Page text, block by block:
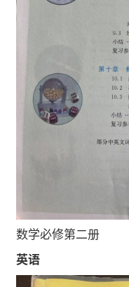
数学必修第二册
英语